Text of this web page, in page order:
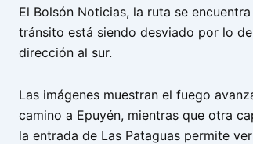
El Bolsón Noticias, la ruta se
tránsito está siendo desviado por lo
dirección al sur.
Las imágenes muestran el fuego
camino a Epuyén, mientras que otra
la entrada de Las Pataguas permite